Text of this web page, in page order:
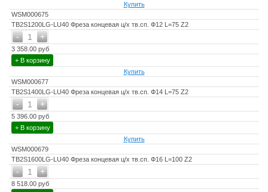
Купить
WSM000675
TB2S1200LG-LU40 Фреза концевая ц/х тв.сп. Ф12 L=75 Z2
+
- 1
3 358.00 руб
+ В корзину
Купить
WSM000677
TB2S1400LG-LU40 Фреза концевая ц/х тв.сп. Ф14 L=75 Z2
+
- 1
5 396.00 руб
+ В корзину
Купить
WSM000679
TB2S1600LG-LU40 Фреза концевая ц/х тв.сп. Ф16 L=100 Z2
+
- 1
8 518.00 руб